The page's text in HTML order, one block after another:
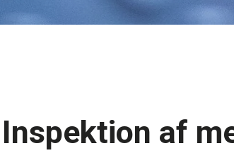
Inspektion af